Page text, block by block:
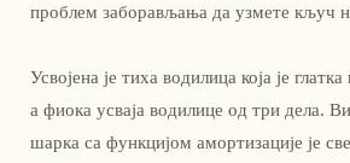
проблем заборављања да узмете кључ
Усвојена је тиха водилица која је
а фиока усваја водилице од три дела.
шарка са функцијом амортизације је